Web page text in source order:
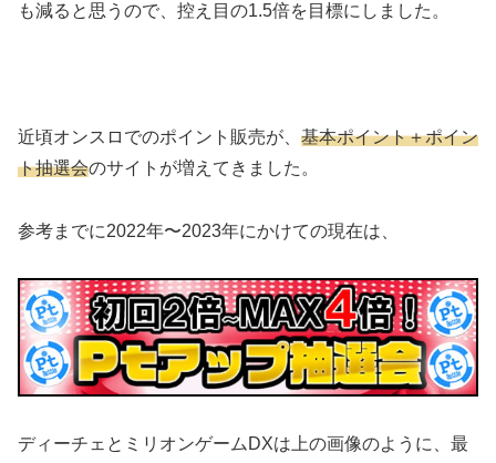
も減ると思うので、控え目の1.5倍を目標にしました。
近頃オンスロでのポイント販売が、 基本ポイント＋ポイン
ト抽選会のサイトが増えてきました。
参考までに2022年〜2023年にかけての現在は、
ディーチェとミリオンゲームDXは上の画像のように、最